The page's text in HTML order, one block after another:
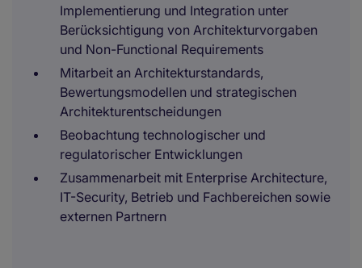
Implementierung und Integration unter
Berücksichtigung von Architekturvorgaben
und Non-Functional Requirements
Mitarbeit an Architekturstandards,
Bewertungsmodellen und strategischen
Architekturentscheidungen
Beobachtung technologischer und
regulatorischer Entwicklungen
Zusammenarbeit mit Enterprise Architecture,
IT-Security, Betrieb und Fachbereichen sowie
externen Partnern